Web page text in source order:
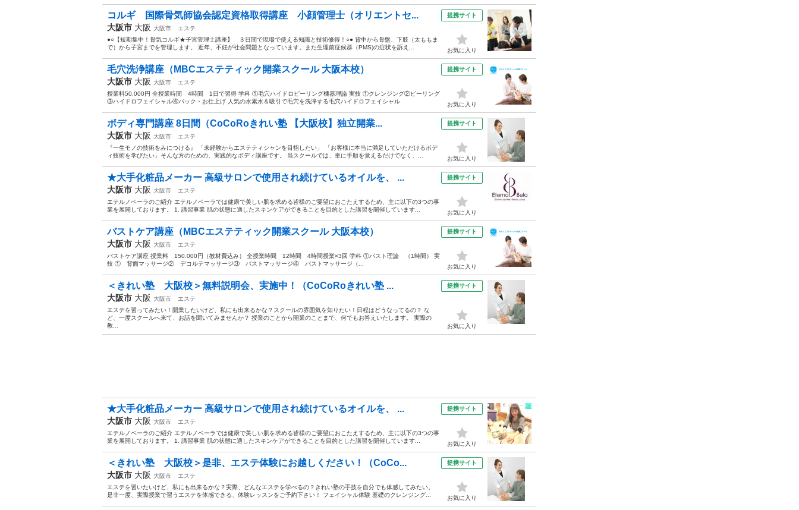
コルギ 国際骨気師協会認定資格取得講座 小顔管理士（オリエントセ...
大阪市 大阪 大阪市
エステ
●○【短期集中！骨気コルギ★子宮管理士講座】 ３日間で現場で使える知識と技術修得！○● 背中から骨盤、下肢（太ももま
で）から子宮までを管理します。 近年、不妊が社会問題となっています。また生理前症候群（PMS)の症状を訴え...
提携サイト
お気に入り
毛穴洗浄講座（MBCエステティック開業スクール 大阪本校）
大阪市 大阪 大阪市
エステ
授業料50,000円 全授業時間 4時間 1日で習得 学科 ①毛穴ハイドロピーリング機器理論 実技 ①クレンジング②ピーリング
③ハイドロフェイシャル④パック・お仕上げ 人気の水素水＆吸引で毛穴を洗浄する毛穴ハイドロフェイシャル
提携サイト
お気に入り
ボディ専門講座 8日間（CoCoRoきれい塾 【大阪校】独立開業...
大阪市 大阪 大阪市
エステ
『一生モノの技術をみにつける』 「未経験からエステティシャンを目指したい」 「お客様に本当に満足していただけるボデ
ィ技術を学びたい」そんな方のための、実践的なボディ講座です。 当スクールでは、単に手順を覚えるだけでなく、...
提携サイト
お気に入り
★大手化粧品メーカー 高級サロンで使用され続けているオイルを、 ...
大阪市 大阪 大阪市
エステ
エテルノベーラのご紹介 エテルノベーラでは健康で美しい肌を求める皆様のご要望におこたえするため、主に以下の3つの事
業を展開しております。 1. 講習事業 肌の状態に適したスキンケアができることを目的とした講習を開催しています...
提携サイト
お気に入り
バストケア講座（MBCエステティック開業スクール 大阪本校）
大阪市 大阪 大阪市
エステ
バストケア講座 授業料 150.000円（教材費込み） 全授業時間 12時間 4時間授業×3回 学科 ①バスト理論 （1時間） 実
技 ① 背面マッサージ② デコルテマッサージ③ バストマッサージ④ バストマッサージ（...
提携サイト
お気に入り
＜きれい塾 大阪校＞無料説明会、実施中！（CoCoRoきれい塾 ...
大阪市 大阪 大阪市
エステ
エステを習ってみたい！開業したいけど、私にも出来るかな？スクールの雰囲気を知りたい！日程はどうなってるの？ な
ど、一度スクールへ来て、お話を聞いてみませんか？ 授業のことから開業のことまで、何でもお答えいたします。 実際の
教...
提携サイト
お気に入り
★大手化粧品メーカー 高級サロンで使用され続けているオイルを、 ...
大阪市 大阪 大阪市
エステ
エテルノベーラのご紹介 エテルノベーラでは健康で美しい肌を求める皆様のご要望におこたえするため、主に以下の3つの事
業を展開しております。 1. 講習事業 肌の状態に適したスキンケアができることを目的とした講習を開催しています...
提携サイト
お気に入り
＜きれい塾 大阪校＞是非、エステ体験にお越しください！（CoCo...
大阪市 大阪 大阪市
エステ
エステを習いたいけど、私にも出来るかな？実際、どんなエステを学べるの？きれい塾の手技を自分でも体感してみたい。
是非一度、実際授業で習うエステを体感できる、体験レッスンをご予約下さい！ フェイシャル体験 基礎のクレンジング...
提携サイト
お気に入り